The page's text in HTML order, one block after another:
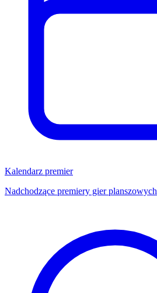
Kalendarz premier
Nadchodzące premiery gier planszowych